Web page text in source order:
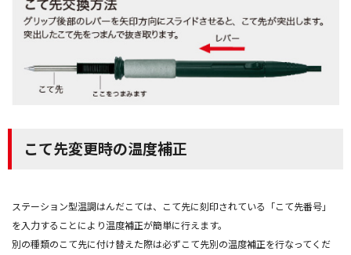
こて先変更時の温度補正
ステーション型温調はんだこては、こて先に刻印されている「こて先番号」
を入力することにより温度補正が簡単に行えます。
別の種類のこて先に付け替えた際は必ずこて先別の温度補正を行なってくだ